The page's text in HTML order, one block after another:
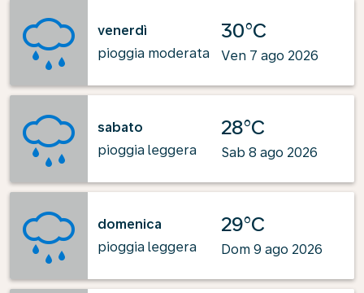
venerdì
pioggia moderata
30°C
Ven 7 ago 2026
sabato
pioggia leggera
28°C
Sab 8 ago 2026
domenica
pioggia leggera
29°C
Dom 9 ago 2026